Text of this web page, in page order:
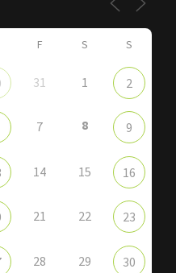
F S S
31 1 2
7 8 9
14 15 16
21 22 23
28 29 30